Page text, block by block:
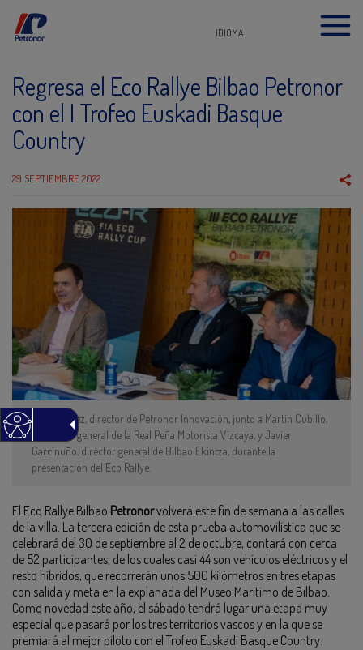
IDIOMA
Regresa el Eco Rallye Bilbao Petronor
con el I Trofeo Euskadi Basque
Country
29 SEPTIEMBRE 2022
Manu Núñez, director de Petronor Innovación, junto a Martín Cubillo,
secretario general de la Real Peña Motorista Vizcaya, y Javier
Garcinuño, director general de Bilbao Ekintza, durante la
presentación del Eco Rallye.
El Eco Rallye Bilbao Petronorvolverá este fin de semana a las calles
de la villa. La tercera edición de esta prueba automovilística que se
celebrará del 30 de septiembre al 2 de octubre, contará con cerca
de 52 participantes, de los cuales casi 44 son vehículos eléctricos y el
resto híbridos, que recorrerán unos 500 kilómetros en tres etapas
con salida y meta en la explanada del Museo Marítimo de Bilbao.
Como novedad este año, el sábado tendrá lugar una etapa muy
especial que pasará por los tres territorios vascos y en la que se
premiará al mejor piloto con el Trofeo Euskadi Basque Country.